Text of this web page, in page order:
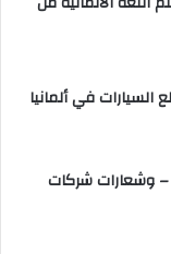
– وشعارات شركات